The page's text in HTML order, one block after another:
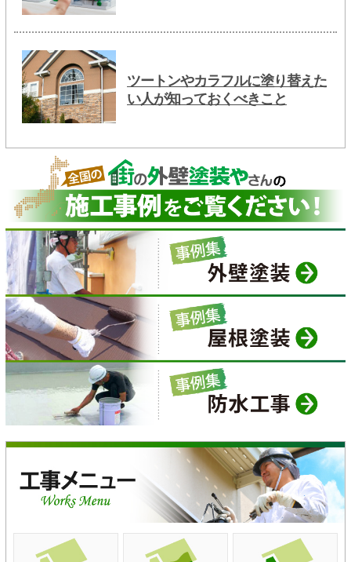
ツートンやカラフルに塗り替えた
い人が知っておくべきこと